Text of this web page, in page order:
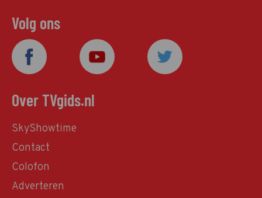
Volg ons
Over TVgids.nl
SkyShowtime
Contact
Colofon
Adverteren